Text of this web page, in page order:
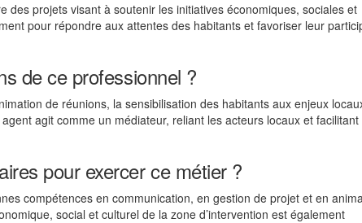
des projets visant à soutenir les initiatives économiques, sociales et
pour répondre aux attentes des habitants et favoriser leur
de ce professionnel ?
de réunions, la sensibilisation des habitants aux enjeux
agit comme un médiateur, reliant les acteurs locaux et facilitant
pour exercer ce métier ?
compétences en communication, en gestion de projet et en
social et culturel de la zone d’intervention est également